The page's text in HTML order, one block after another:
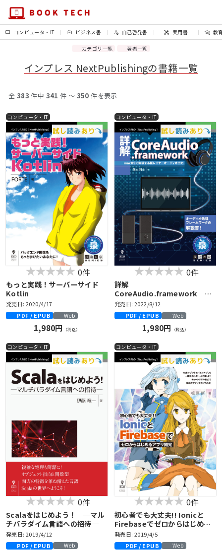
コンピュータ・IT ビジネス書 自己啓発書 実用書 教
カテゴリ一覧 著者一覧
インプレス NextPublishingの書籍一覧
全 383 件中 341 件 〜 350 件を表示
コンピュータ・IT
0件
もっと実践！サーバーサイド
Kotlin
発売日: 2020/4/17
PDF / EPUB
Web
1,980円 （税込）
コンピュータ・IT
0件
詳解
CoreAudio.framework
macOSで実装する低レイヤー
オーディオ出力
発売日: 2022/8/12
PDF / EPUB
Web
1,980円 （税込）
コンピュータ・IT
0件
Scalaをはじめよう！ ─マル
チパラダイム言語への招待─
発売日: 2019/4/12
PDF / EPUB
Web
コンピュータ・IT
0件
初心者でも大丈夫!! Ionicと
Firebaseでゼロからはじめる
アプリ開発
発売日: 2019/4/5
PDF / EPUB
Web